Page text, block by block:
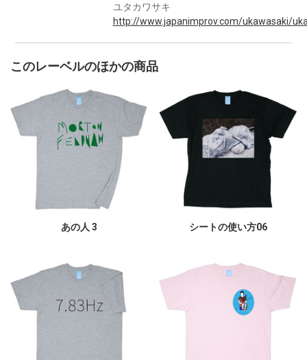
ユタカワサキ
http://www.japanimprov.com/ukawasaki/
このレーベルのほかの商品
あの人 3 シートの使い方06